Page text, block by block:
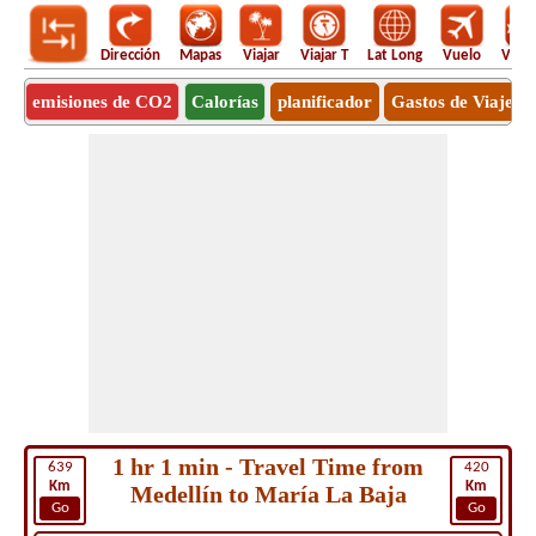
Dirección Mapas Viajar Viajar T Lat Long Vuelo
emisiones de CO2 Calorías planificador Gastos de Viaje
639
Km
Go
420
Km
Go
1 hr 1 min - Travel Time from
Medellín to María La Baja